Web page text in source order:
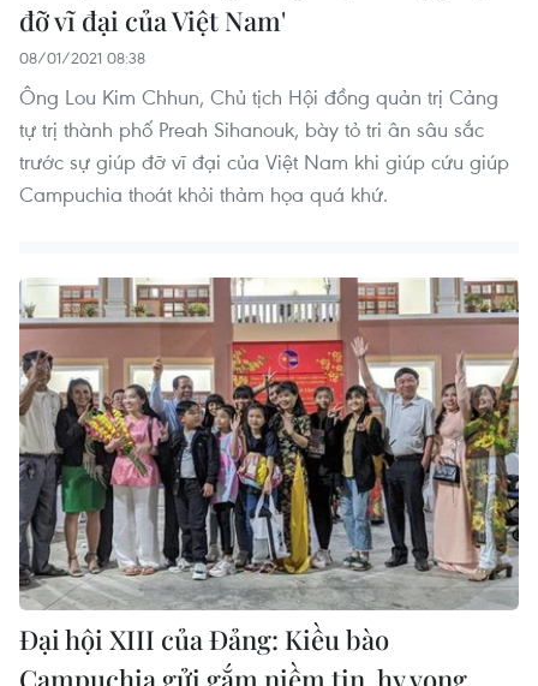
đỡ vĩ đại của Việt Nam'
08/01/2021 08:38
Ông Lou Kim Chhun, Chủ tịch Hội đồng quản trị Cảng
tự trị thành phố Preah Sihanouk, bày tỏ tri ân sâu sắc
trước sự giúp đỡ vĩ đại của Việt Nam khi giúp cứu giúp
Campuchia thoát khỏi thảm họa quá khứ.
Đại hội XIII của Đảng: Kiều bào